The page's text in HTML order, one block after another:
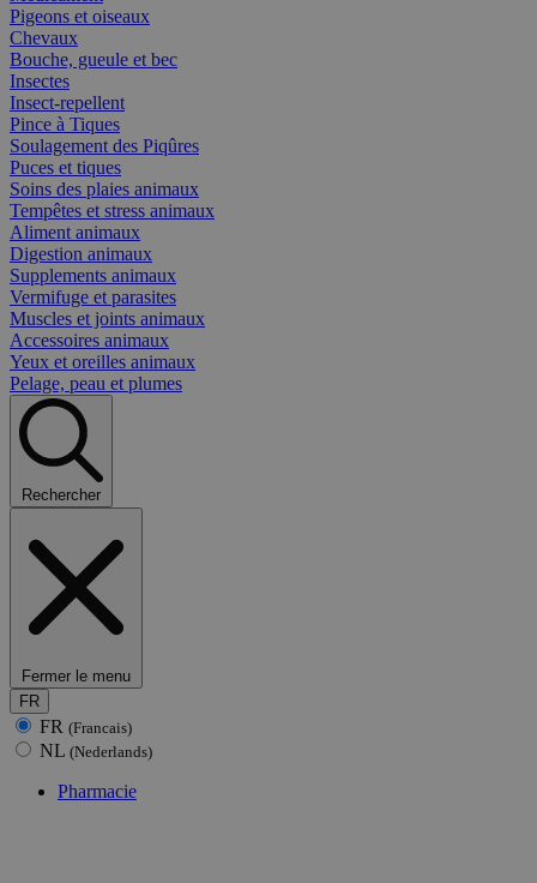
Pigeons et oiseaux
Chevaux
Bouche, gueule et bec
Insectes
Insect-repellent
Pince à Tiques
Soulagement des Piqûres
Puces et tiques
Soins des plaies animaux
Tempêtes et stress animaux
Aliment animaux
Digestion animaux
Supplements animaux
Vermifuge et parasites
Muscles et joints animaux
Accessoires animaux
Yeux et oreilles animaux
Pelage, peau et plumes
Rechercher
Fermer le menu
FR
FR (Francais)
NL (Nederlands)
Pharmacie